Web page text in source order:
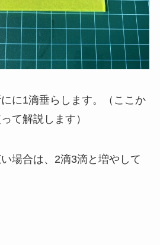
に1滴垂らします。（ここか
て解説します）
場合は、2滴3滴と増やして